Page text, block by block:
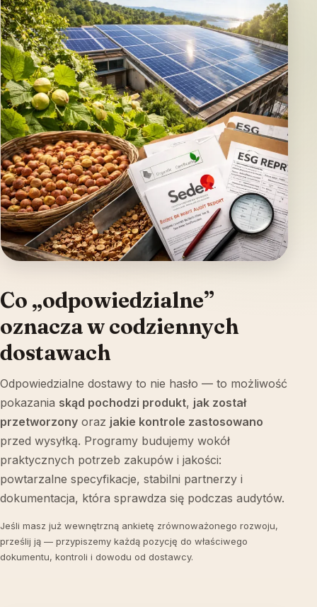
Co „odpowiedzialne”
oznacza w codziennych
dostawach
Odpowiedzialne dostawy to nie hasło — to możliwość
pokazania skąd pochodzi produkt, jak został
przetworzony oraz jakie kontrole zastosowano
przed wysyłką. Programy budujemy wokół
praktycznych potrzeb zakupów i jakości:
powtarzalne specyfikacje, stabilni partnerzy i
dokumentacja, która sprawdza się podczas audytów.
Jeśli masz już wewnętrzną ankietę zrównoważonego rozwoju,
prześlij ją — przypiszemy każdą pozycję do właściwego
dokumentu, kontroli i dowodu od dostawcy.